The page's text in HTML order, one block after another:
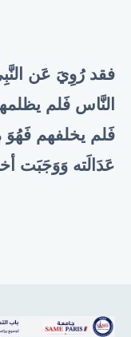
فقد رُوِيَ عَن
النَّاس فَلم
فَلم يخلفهم
عَدَالَته وَوَجَبَت